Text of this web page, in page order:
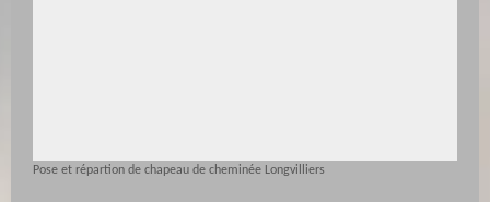
Pose et répartion de chapeau de cheminée Longvilliers